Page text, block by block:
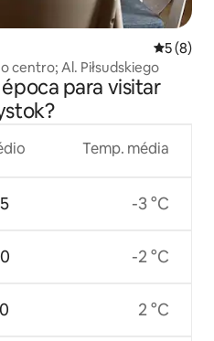
5 de
5 (8)
Al. Piłsudskiego
para visitar
Temp. média
-3 °C
-2 °C
2 °C